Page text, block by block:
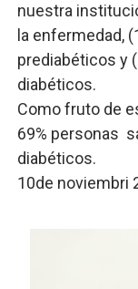
nuestra
la enfermedad,
prediabéticos y
diabéticos.
Como fruto de
69% personas
diabéticos.
10de noviembri